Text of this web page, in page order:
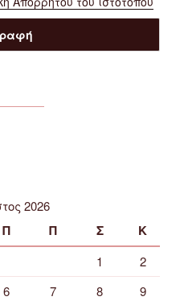
2026
Π Π Σ Κ
1
2
6 7 8
9